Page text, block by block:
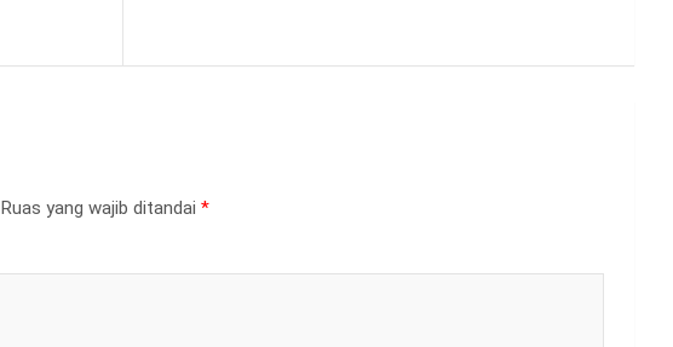
Ruas yang wajib ditandai *